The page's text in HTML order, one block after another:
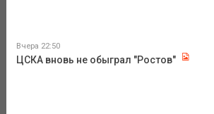
Вчера 22:50
ЦСКА вновь не обыграл "Ростов"